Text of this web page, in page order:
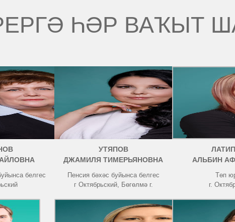
ҺӘР ВАҠЫТ
белгес
УТЯПОВ
ДЖАМИЛЯ ТИМЕРЬЯНОВНА
Пенсия бәхәс буйынса белгес
г Октябрьский, Бөгөлмә г.
АЛЬБИН
Төп
г.